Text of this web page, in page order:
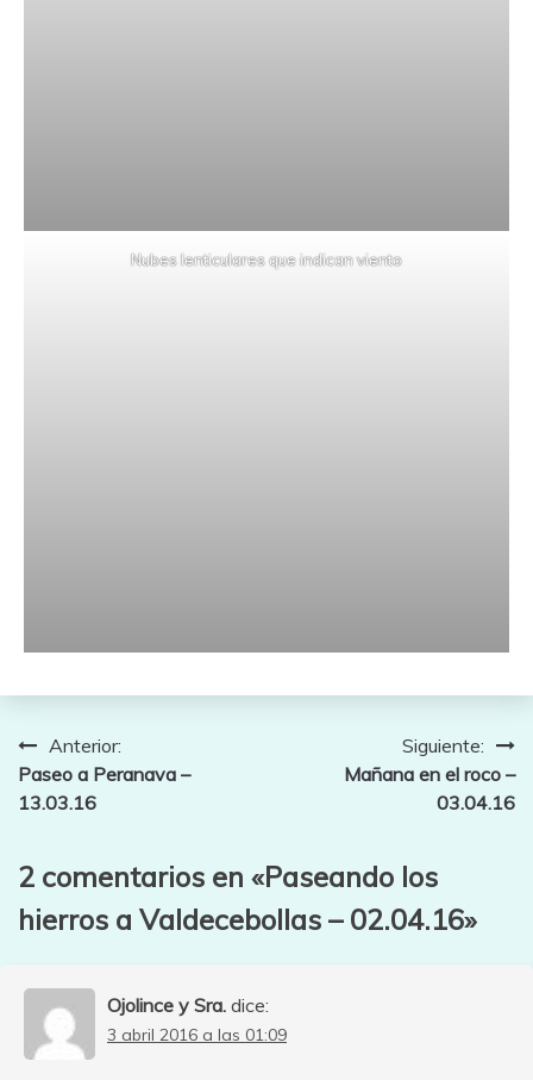
Nubes lenticulares que indican viento
Navegación
de
Anterior:
Paseo a Peranava –
13.03.16
Siguiente:
Mañana en el roco –
03.04.16
2 comentarios en «Paseando los
hierros a Valdecebollas – 02.04.16»
Ojolince y Sra. dice:
3 abril 2016 a las 01:09